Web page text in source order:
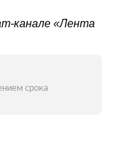
канале «Лента
срока